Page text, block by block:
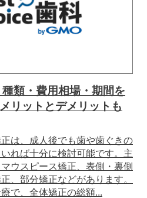
類・費用相場・期間を
リットとデメリットも
は、成人後でも歯や歯ぐきの
れば十分に検討可能です。主
ウスピース矯正、表側・裏側
、部分矯正などがあります。
で、全体矯正の総額...